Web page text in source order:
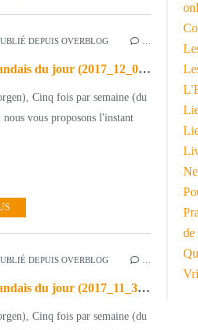
DEPUIS OVERBLOG
L'instant néerlandais du jour (2017_12_01): Herman Finkers - Daarboven in de hemel
Cinq fois par semaine (du
vous proposons l'instant
DEPUIS OVERBLOG
L'instant néerlandais du jour (2017_11_30): Adèle Bloemendaal - De fiets is beter
Cinq fois par semaine (du